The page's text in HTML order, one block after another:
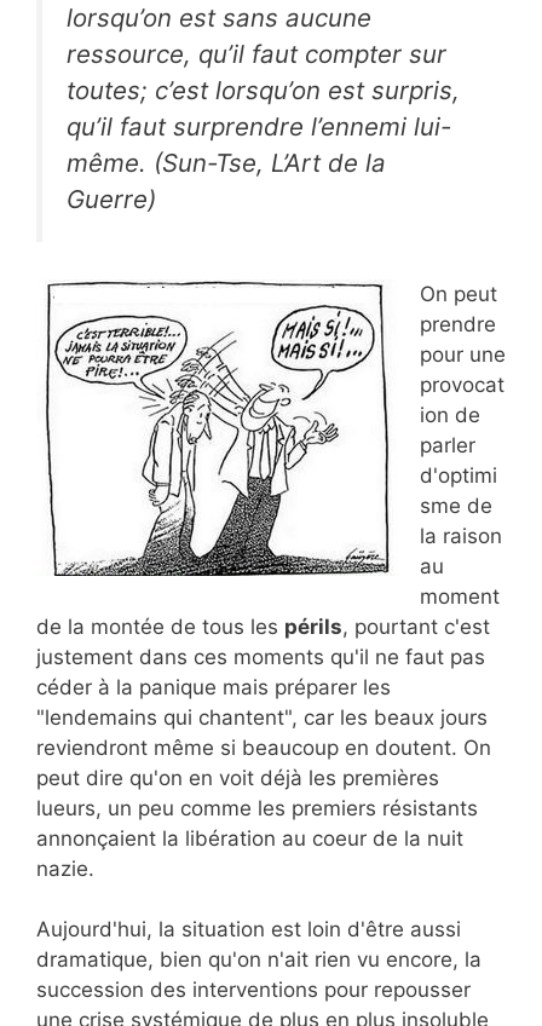
lorsqu’on est sans aucune
ressource, qu’il faut compter sur
toutes; c’est lorsqu’on est surpris,
qu’il faut surprendre l’ennemi lui-
même. (Sun-Tse, L’Art de la
Guerre)
On peut
prendre
pour une
provocat
ion de
parler
d'optimi
sme de
la raison
au
moment
de la montée de tous les périls, pourtant c'est
justement dans ces moments qu'il ne faut pas
céder à la panique mais préparer les
"lendemains qui chantent", car les beaux jours
reviendront même si beaucoup en doutent. On
peut dire qu'on en voit déjà les premières
lueurs, un peu comme les premiers résistants
annonçaient la libération au coeur de la nuit
nazie.
Aujourd'hui, la situation est loin d'être aussi
dramatique, bien qu'on n'ait rien vu encore, la
succession des interventions pour repousser
une crise systémique de plus en plus insoluble